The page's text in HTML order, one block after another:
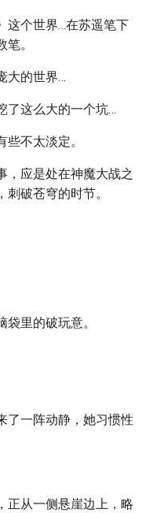
这个世界…在苏遥笔下
。
大的世界…
了这么大的一个坑…
不太淡定。
，应是处在神魔大战之
破苍穹的时节。
里的破玩意。
了一阵动静，她习惯性
正从一侧悬崖边上，略